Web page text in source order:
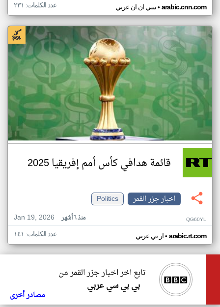
سي ان ان عربي• arabic.cnn.com عدد الكلمات: ٢٣١
قائمة هدافي كأس أمم إفريقيا 2025
اخبار جزر القمر
Politics
Jan 19, 2026
منذ ٦ أشهر QG60YL
ار تي عربي• arabic.rt.com عدد الكلمات: ١٤١
تابع اخر اخبار جزر القمر من
بي بي سي عربي
مصادر أخرى